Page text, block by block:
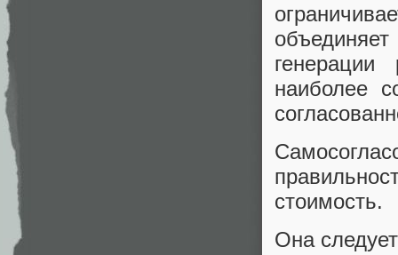
наиболее
стоимость.
Она